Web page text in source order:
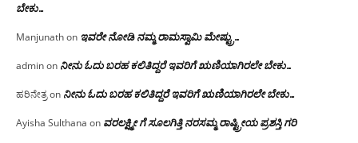
ಬೇಕು…
Manjunathon ಇವರೇ‌ ನೋಡಿ‌ ನಮ್ಮ‌ ರಾಮಸ್ವಾಮಿ ಮೇಷ್ಟ್ರು…
adminon ನೀನು ಓದು ಬರಹ ಕಲಿತಿದ್ದರೆ ಇವರಿಗೆ ಋಣಿಯಾಗಿರಲೇ ಬೇಕು…
ಹರಿನೇತ್ರon ನೀನು ಓದು ಬರಹ ಕಲಿತಿದ್ದರೆ ಇವರಿಗೆ ಋಣಿಯಾಗಿರಲೇ ಬೇಕು…
Ayisha Sulthana on ವರಲಕ್ಷ್ಮೀ ಗೆ ಸೂಲಗಿತ್ತಿ ನರಸಮ್ಮ‌ ರಾಷ್ಟ್ರೀಯ ಪ್ರಶಸ್ತಿ ಗರಿ